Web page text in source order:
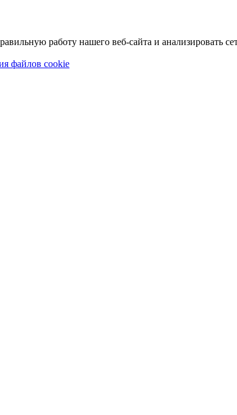
работу нашего веб-сайта и анализировать
файлов cookie